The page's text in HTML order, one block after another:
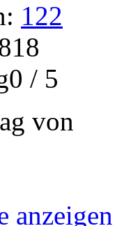
122
/ 5
von
anzeigen